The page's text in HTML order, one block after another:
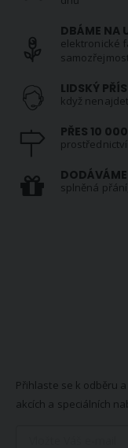
DBÁME NA
elektronické
LIDSKÝ
když
PŘES 10
splněná
Přihlaste se k odběru
akcích a speciálních